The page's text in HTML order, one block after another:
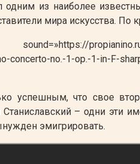
из наиболее
мира искусства.
propianino.ru/wp-
concerto-no.-1-op.-1-in-F-
успешным, что свое
– одни эти
эмигрировать.